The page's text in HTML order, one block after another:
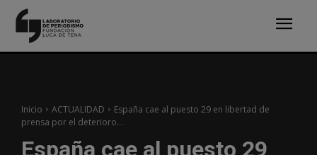
Inicio ACTUALIDAD
España cae al puesto 29 en libertad de
prensa por el deterioro...
España cae al puesto 29